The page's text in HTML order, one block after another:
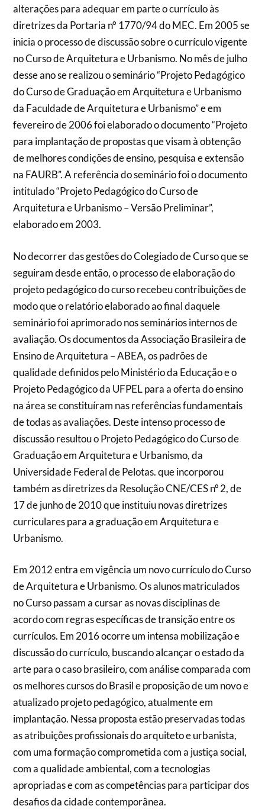
alterações para adequar em parte o currículo às
diretrizes da Portaria n° 1770/94 do MEC. Em 2005 se
inicia o processo de discussão sobre o currículo vigente
no Curso de Arquitetura e Urbanismo. No mês de julho
desse ano se realizou o seminário “Projeto Pedagógico
do Curso de Graduação em Arquitetura e Urbanismo
da Faculdade de Arquitetura e Urbanismo” e em
fevereiro de 2006 foi elaborado o documento “Projeto
para implantação de propostas que visam à obtenção
de melhores condições de ensino, pesquisa e extensão
na FAURB”. A referência do seminário foi o documento
intitulado “Projeto Pedagógico do Curso de
Arquitetura e Urbanismo – Versão Preliminar”,
elaborado em 2003.
No decorrer das gestões do Colegiado de Curso que se
seguiram desde então, o processo de elaboração do
projeto pedagógico do curso recebeu contribuições de
modo que o relatório elaborado ao final daquele
seminário foi aprimorado nos seminários internos de
avaliação. Os documentos da Associação Brasileira de
Ensino de Arquitetura – ABEA, os padrões de
qualidade definidos pelo Ministério da Educação e o
Projeto Pedagógico da UFPEL para a oferta do ensino
na área se constituíram nas referências fundamentais
de todas as avaliações. Deste intenso processo de
discussão resultou o Projeto Pedagógico do Curso de
Graduação em Arquitetura e Urbanismo, da
Universidade Federal de Pelotas. que incorporou
também as diretrizes da Resolução CNE/CES nº 2, de
17 de junho de 2010 que instituiu novas diretrizes
curriculares para a graduação em Arquitetura e
Urbanismo.
Em 2012 entra em vigência um novo currículo do Curso
de Arquitetura e Urbanismo. Os alunos matriculados
no Curso passam a cursar as novas disciplinas de
acordo com regras específicas de transição entre os
currículos. Em 2016 ocorre um intensa mobilização e
discussão do currículo, buscando alcançar o estado da
arte para o caso brasileiro, com análise comparada com
os melhores cursos do Brasil e proposição de um novo e
atualizado projeto pedagógico, atualmente em
implantação. Nessa proposta estão preservadas todas
as atribuições profissionais do arquiteto e urbanista,
com uma formação comprometida com a justiça social,
com a qualidade ambiental, com a tecnologias
apropriadas e com as competências para participar dos
desafios da cidade contemporânea.